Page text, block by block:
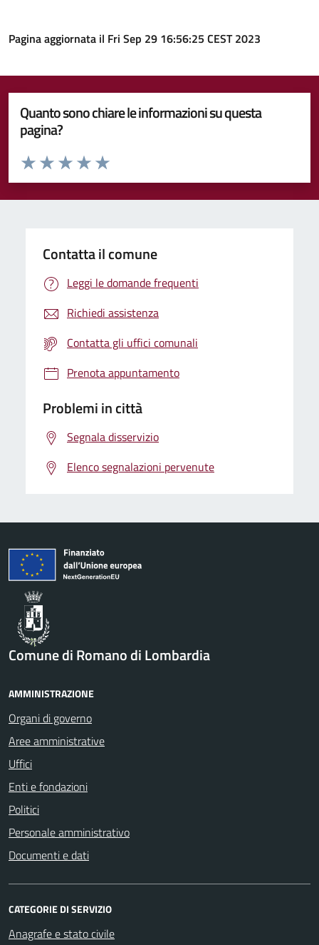
Pagina aggiornata il Fri Sep 29 16:56:25 CEST 2023
Quanto sono chiare le informazioni su questa
pagina?
Valuta da 1 a 5 stelle la pagina
Valuta 5 stelle su 5
Valuta 4 stelle su 5
Valuta 3 stelle su 5
Valuta 2 stelle su 5
Valuta 1 stelle su 5
Contatta il comune
Leggi le domande frequenti
Richiedi assistenza
Contatta gli uffici comunali
Prenota appuntamento
Problemi in città
Segnala disservizio
Elenco segnalazioni pervenute
Comune di Romano di Lombardia
AMMINISTRAZIONE
Organi di governo
Aree amministrative
Uffici
Enti e fondazioni
Politici
Personale amministrativo
Documenti e dati
CATEGORIE DI SERVIZIO
Anagrafe e stato civile